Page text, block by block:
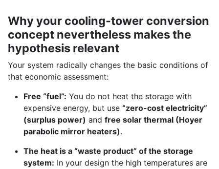
Why your cooling-tower conversion
concept nevertheless makes the
hypothesis relevant
Your system radically changes the basic conditions of
that economic assessment:
Free “fuel”: You do not heat the storage with
expensive energy, but use “zero-cost electricity”
(surplus power) and free solar thermal (Hoyer
parabolic mirror heaters).
The heat is a “waste product” of the storage
system: In your design the high temperatures are